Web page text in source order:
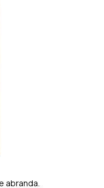
abranda.